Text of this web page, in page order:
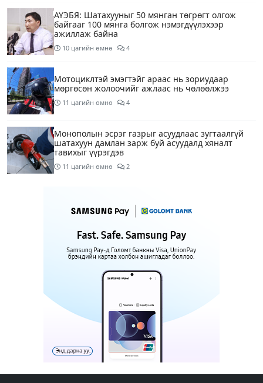
АҮЭБЯ: Шатахууныг 50 мянган төгрөгт олгож
байгааг 100 мянга болгож нэмэгдүүлэхээр
ажиллаж байна
10 цагийн өмнө 4
Мотоциклтэй эмэгтэйг араас нь зориудаар
мөргөсөн жолоочийг ажлаас нь чөлөөлжээ
11 цагийн өмнө 4
Монополын эсрэг газрыг асуудлаас зугтаалгүй
шатахуун дамлан зарж буй асуудалд хяналт
тавихыг үүрэгдэв
11 цагийн өмнө 2
настай охиныг 7 дахь өдрөө хайж байна
АҮЭБЯ: Тэгш, сондгойг мөрдөөгүй 7 ШТС-д
торгууль ногдуулах, тусгай зөвшөөрлийг нь
цуцлах хүртэл арга хэмжээ авахыг сануулав
Боловсролын сайд Л.Энх-Амгалан Pearson
компанийн удирдлагуудтай уулзаж, хамтын
ажиллагааг гүнзгийрүүлэх талаар ярилцжээ
12 цагийн өмнө